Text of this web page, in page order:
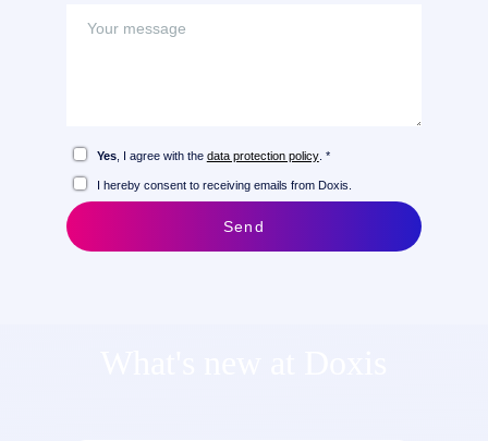
Yes, I agree with the data protection policy. *
I hereby consent to receiving emails from Doxis.
Send